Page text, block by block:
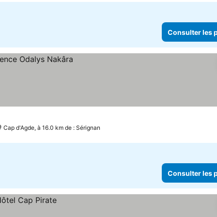
Consulter les
Cap d'Agde, à 16.0 km de : Sérignan
Consulter les